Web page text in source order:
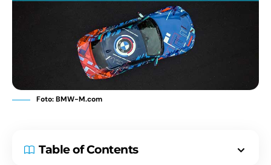
Foto: BMW-M.com
Table of Contents